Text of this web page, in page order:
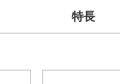
特長